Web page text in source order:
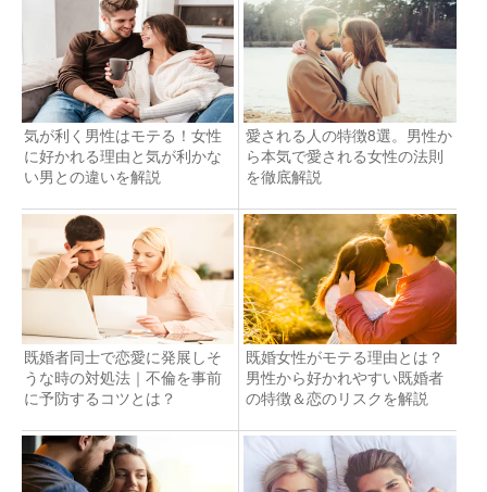
気が利く男性はモテる！女性
に好かれる理由と気が利かな
い男との違いを解説
愛される人の特徴8選。男性か
ら本気で愛される女性の法則
を徹底解説
既婚者同士で恋愛に発展しそ
うな時の対処法｜不倫を事前
に予防するコツとは？
既婚女性がモテる理由とは？
男性から好かれやすい既婚者
の特徴＆恋のリスクを解説